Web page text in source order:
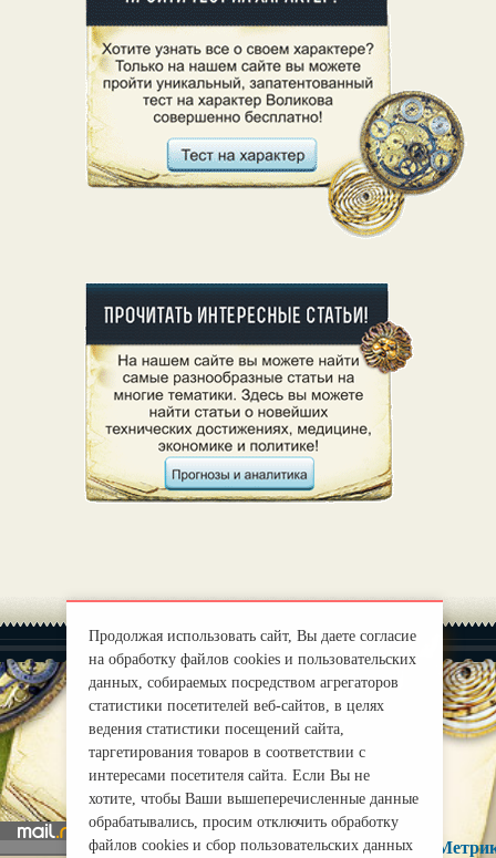
О нас |
mirprognoz@mail.ru
Продолжая использовать сайт, Вы даете согласие
на обработку файлов cookies и пользовательских
данных, собираемых посредством агрегаторов
статистики посетителей веб-сайтов, в целях
ведения статистики посещений сайта,
таргетирования товаров в соответствии с
интересами посетителя сайта. Если Вы не
хотите, чтобы Ваши вышеперечисленные данные
обрабатывались, просим отключить обработку
файлов cookies и сбор пользовательских данных